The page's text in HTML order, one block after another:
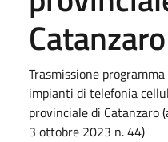
Catanzaro
Trasmissione
impianti di telefonia
provinciale di Catanzaro
3 ottobre 2023 n. 44)